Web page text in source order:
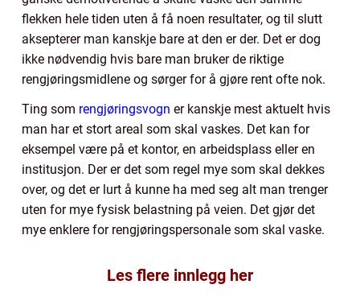
flekken hele tiden uten å få noen resultater, og til slutt
aksepterer man kanskje bare at den er der. Det er dog
ikke nødvendig hvis bare man bruker de riktige
rengjøringsmidlene og sørger for å gjøre rent ofte nok.
Ting som rengjøringsvogn er kanskje mest aktuelt hvis
man har et stort areal som skal vaskes. Det kan for
eksempel være på et kontor, en arbeidsplass eller en
institusjon. Der er det som regel mye som skal dekkes
over, og det er lurt å kunne ha med seg alt man trenger
uten for mye fysisk belastning på veien. Det gjør det
mye enklere for rengjøringspersonale som skal vaske.
Les flere innlegg her